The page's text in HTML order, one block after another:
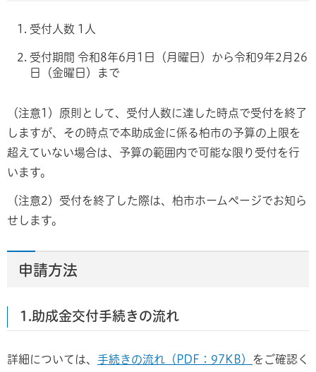
受付人数 1人
受付期間 令和8年6月1日（月曜日）から令和9年2月26
日（金曜日）まで
（注意1）原則として、受付人数に達した時点で受付を終了
しますが、その時点で本助成金に係る柏市の予算の上限を
超えていない場合は、予算の範囲内で可能な限り受付を行
います。
（注意2）受付を終了した際は、柏市ホームページでお知ら
せします。
申請方法
1.助成金交付手続きの流れ
詳細については、 手続きの流れ（PDF：97KB） をご確認く